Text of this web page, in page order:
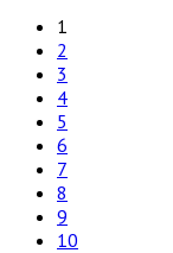
1
2
3
4
5
6
7
8
9
10